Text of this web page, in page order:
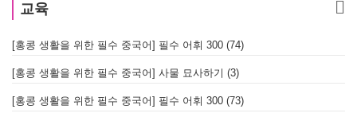
교육
[홍콩 생활을 위한 필수 중국어] 필수 어휘 300 (74)
[홍콩 생활을 위한 필수 중국어] 사물 묘사하기 (3)
[홍콩 생활을 위한 필수 중국어] 필수 어휘 300 (73)